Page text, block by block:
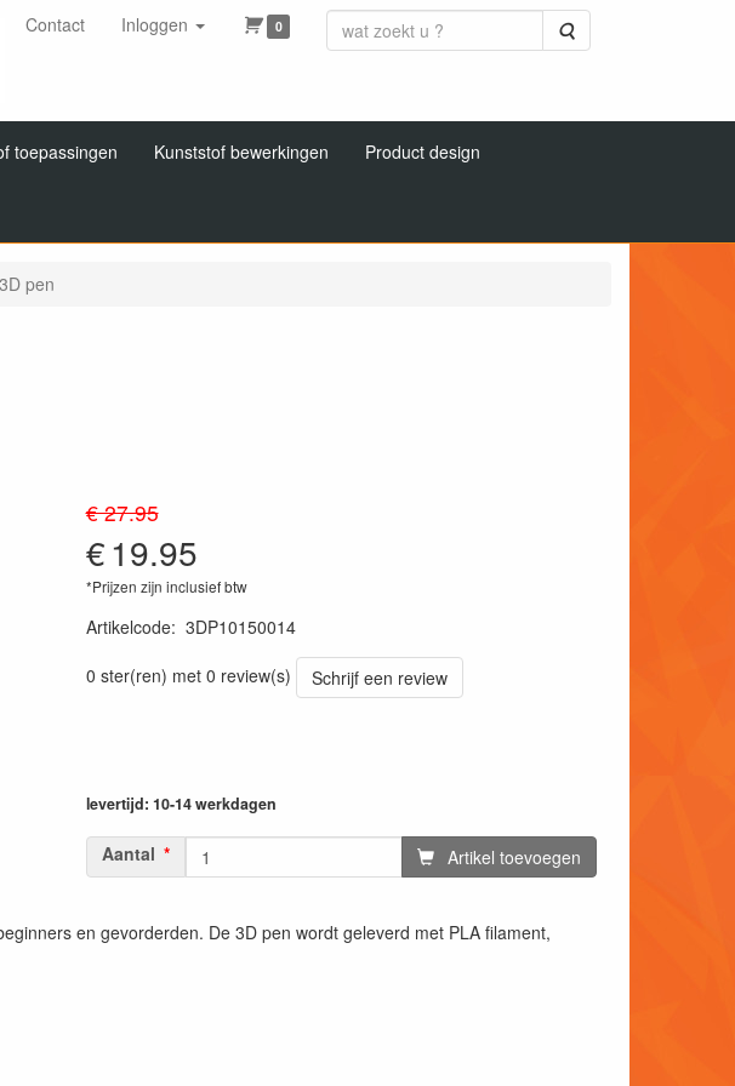
Contact Inloggen 0 Zoeken
toepassingen Kunststof bewerkingen Product design
3D pen
€ 27.95
€19.95
*Prijzen zijn inclusief btw
Artikelcode: 3DP10150014
0 ster(ren) met 0 review(s)
Schrijf een review
levertijd: 10-14 werkdagen
Aantal Artikel toevoegen
en gevorderden. De 3D pen wordt geleverd met PLA filament,